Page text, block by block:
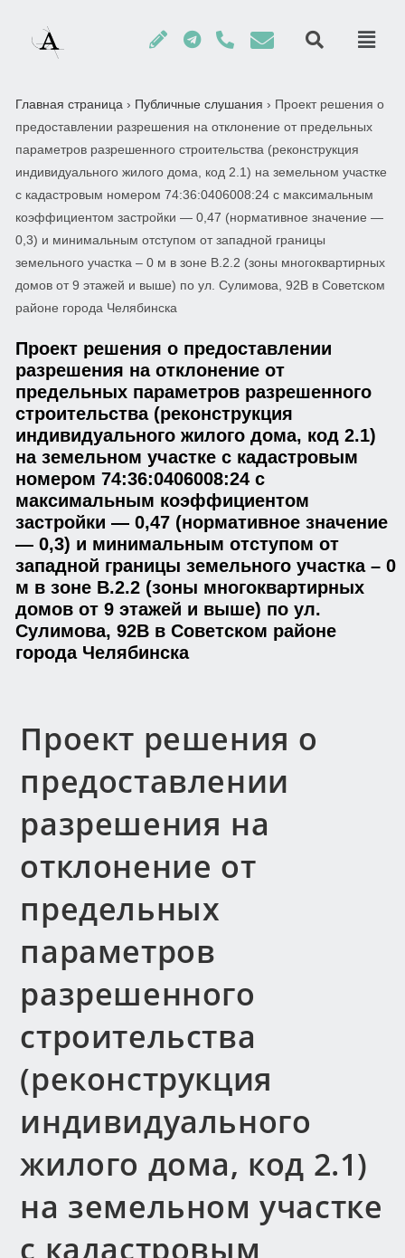
Главная страница › Публичные слушания › Проект решения о
предоставлении разрешения на отклонение от предельных
параметров разрешенного строительства (реконструкция
индивидуального жилого дома, код 2.1) на земельном участке
с кадастровым номером 74:36:0406008:24 с максимальным
коэффициентом застройки — 0,47 (нормативное значение —
0,3) и минимальным отступом от западной границы
земельного участка – 0 м в зоне В.2.2 (зоны многоквартирных
домов от 9 этажей и выше) по ул. Сулимова, 92В в Советском
районе города Челябинска
Проект решения о предоставлении
разрешения на отклонение от
предельных параметров разрешенного
строительства (реконструкция
индивидуального жилого дома, код 2.1)
на земельном участке с кадастровым
номером 74:36:0406008:24 с
максимальным коэффициентом
застройки — 0,47 (нормативное значение
— 0,3) и минимальным отступом от
западной границы земельного участка – 0
м в зоне В.2.2 (зоны многоквартирных
домов от 9 этажей и выше) по ул.
Сулимова, 92В в Советском районе
города Челябинска
Проект решения о
предоставлении
разрешения на
отклонение от
предельных
параметров
разрешенного
строительства
(реконструкция
индивидуального
жилого дома, код 2.1)
на земельном участке
с кадастровым